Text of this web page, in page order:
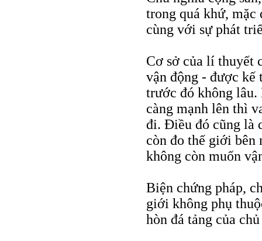
trong quá khứ, mặc
cùng với sự phát
Cơ sở của lí thuyết
vận động - được kế
trước đó không lâu.
càng mạnh lên thì
đi. Điều đó cũng là
còn đo thế giới bên
không còn muốn
Biện chứng pháp,
giới không phụ
hòn đá tảng của